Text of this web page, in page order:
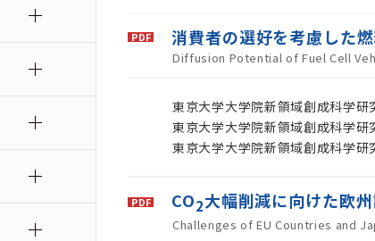
消費者の選好を考慮した
Diffusion Potential of Fuel Cell
東京大学大学院新領域創成科学研
東京大学大学院新領域創成科学研
東京大学大学院新領域創成科学研
CO2大幅削減に向けた欧
Challenges of EU Countries and